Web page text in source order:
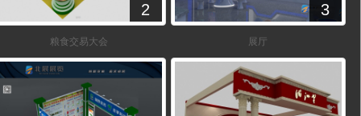
2
粮食交易大会
3
展厅